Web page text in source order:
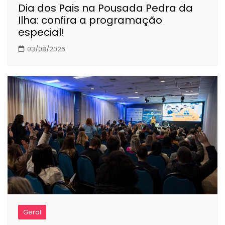
Dia dos Pais na Pousada Pedra da
Ilha: confira a programação
especial!
03/08/2026
Geral